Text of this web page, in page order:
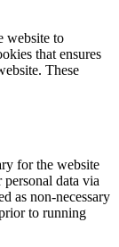
website to
that ensures
These
for the website
data via
as non-necessary
to running